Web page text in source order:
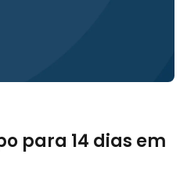
para 14 dias em